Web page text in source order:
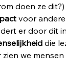
doen ze dit?)
voor
er door dit
die
zien we mensen